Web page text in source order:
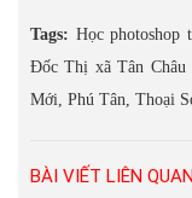
Tags: Học photoshop
Đốc Thị xã Tân Châu
Mới, Phú Tân, Thoại
BÀI VIẾT LIÊN QUAN